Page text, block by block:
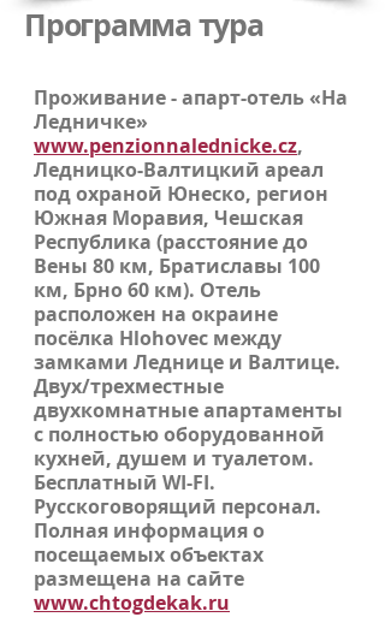
Программа тура
Проживание - апарт-отель «На
Ледничке»
www.penzionnalednicke.cz,
Ледницко-Валтицкий ареал
под охраной Юнеско, регион
Южная Моравия, Чешская
Республика (расстояние до
Вены 80 км, Братиславы 100
км, Брно 60 км). Отель
расположен на окраине
посёлка Hlohovec между
замками Леднице и Валтице.
Двух/трехместные
двухкомнатные апартаменты
с полностью оборудованной
кухней, душем и туалетом.
Бесплатный WI-FI.
Русскоговорящий персонал.
Полная информация о
посещаемых объектах
размещена на сайте
www.chtogdekak.ru